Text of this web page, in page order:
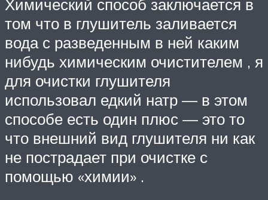
Химический способ заключается в
том что в глушитель заливается
вода с разведенным в ней каким
нибудь химическим очистителем , я
для очистки глушителя
использовал едкий натр — в этом
способе есть один плюс — это то
что внешний вид глушителя ни как
не пострадает при очистке с
помощью «химии» .